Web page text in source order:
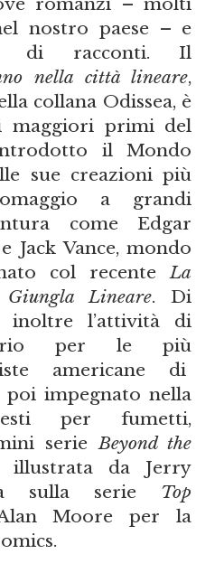
nostro paese – e
di racconti. Il
nella città lineare,
collana Odissea, è
maggiori primi del
il Mondo
sue creazioni più
a grandi
come Edgar
Jack Vance, mondo
col recenteLa
Giungla Lineare. Di
inoltre l’attività di
per le più
americane di
poi impegnato nella
per fumetti,
serieBeyond the
da Jerry
sulla serie Top
Moore per la